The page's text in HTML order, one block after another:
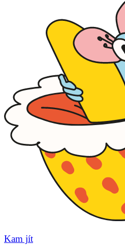
Kam jít